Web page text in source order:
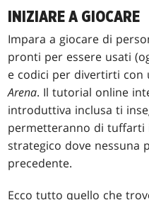
INIZIARE A GIOCARE
Impara a giocare di
pronti per essere usati
e codici per divertirti
Arena. Il tutorial online
introduttiva inclusa ti
permetteranno di tuffarti
strategico dove nessuna
precedente.
Ecco tutto quello che